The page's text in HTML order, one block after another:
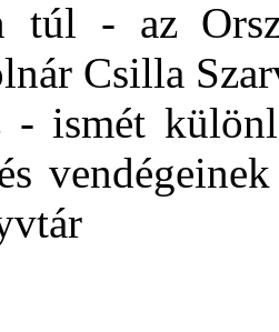
túl - az
Csilla
- ismét